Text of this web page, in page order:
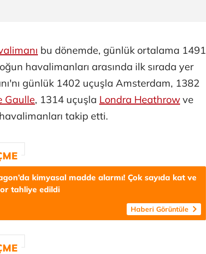
bu dönemde, günlük ortalama 1491
havalimanları arasında ilk sırada yer
günlük 1402 uçuşla Amsterdam, 1382
Gaulle, 1314 uçuşla Londra Heathrow ve
takip etti.
kimyasal madde alarmı! Çok sayıda kat ve
tahliye edildi
Haberi Görüntüle